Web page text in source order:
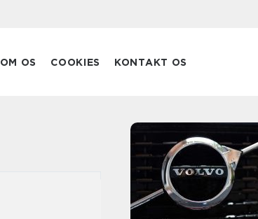
OM OS COOKIES KONTAKT OS